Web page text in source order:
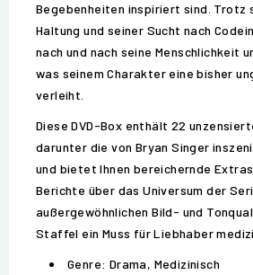
Begebenheiten inspiriert sind. Trotz
Haltung und seiner Sucht nach
nach und nach seine Menschlichkeit
was seinem Charakter eine bisher
verleiht.
Diese DVD-Box enthält 22
darunter die von Bryan Singer
und bietet Ihnen bereichernde
Berichte über das Universum der
außergewöhnlichen Bild- und
Staffel ein Muss für Liebhaber
Genre: Drama, Medizinisch